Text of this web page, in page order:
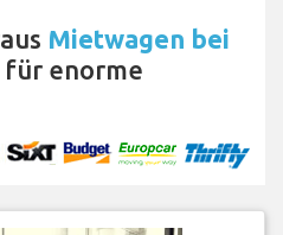
Mietwagen bei
für enorme